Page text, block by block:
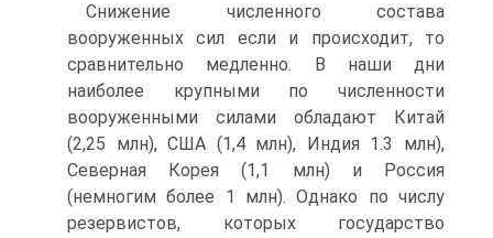
Снижение численного состава
вооруженных сил если и происходит, то
сравнительно медленно. В наши дни
наиболее крупными по численности
вооруженными силами обладают Китай
(2,25 млн), США (1,4 млн), Индия 1.3 млн),
Северная Корея (1,1 млн) и Россия
(немногим более 1 млн). Однако по числу
резервистов, которых государство